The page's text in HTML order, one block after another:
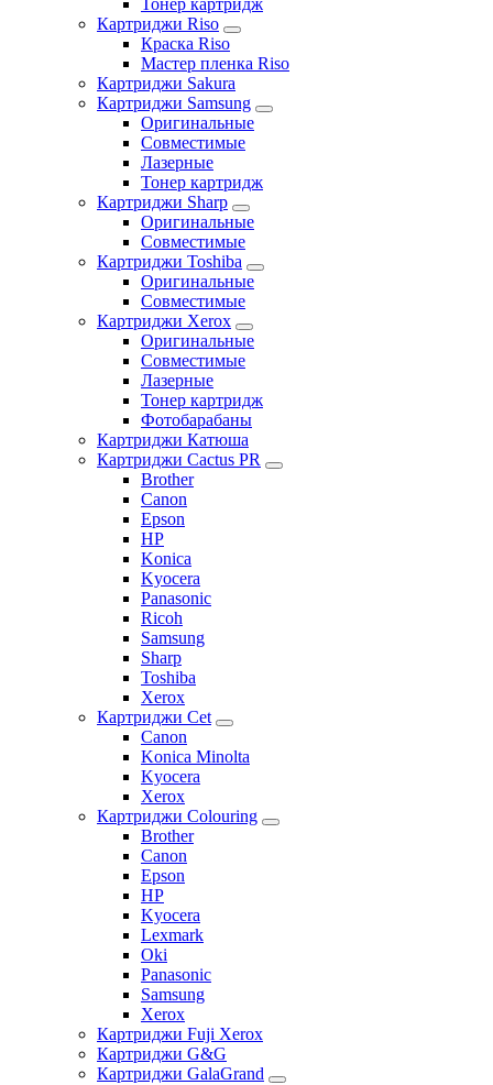
Тонер картридж
Картриджи Riso
Краска Riso
Мастер пленка Riso
Картриджи Sakura
Картриджи Samsung
Оригинальные
Совместимые
Лазерные
Тонер картридж
Картриджи Sharp
Оригинальные
Совместимые
Картриджи Toshiba
Оригинальные
Совместимые
Картриджи Xerox
Оригинальные
Совместимые
Лазерные
Тонер картридж
Фотобарабаны
Картриджи Катюша
Картриджи Cactus PR
Brother
Canon
Epson
HP
Konica
Kyocera
Panasonic
Ricoh
Samsung
Sharp
Toshiba
Xerox
Картриджи Cet
Canon
Konica Minolta
Kyocera
Xerox
Картриджи Colouring
Brother
Canon
Epson
HP
Kyocera
Lexmark
Oki
Panasonic
Samsung
Xerox
Картриджи Fuji Xerox
Картриджи G&G
Картриджи GalaGrand